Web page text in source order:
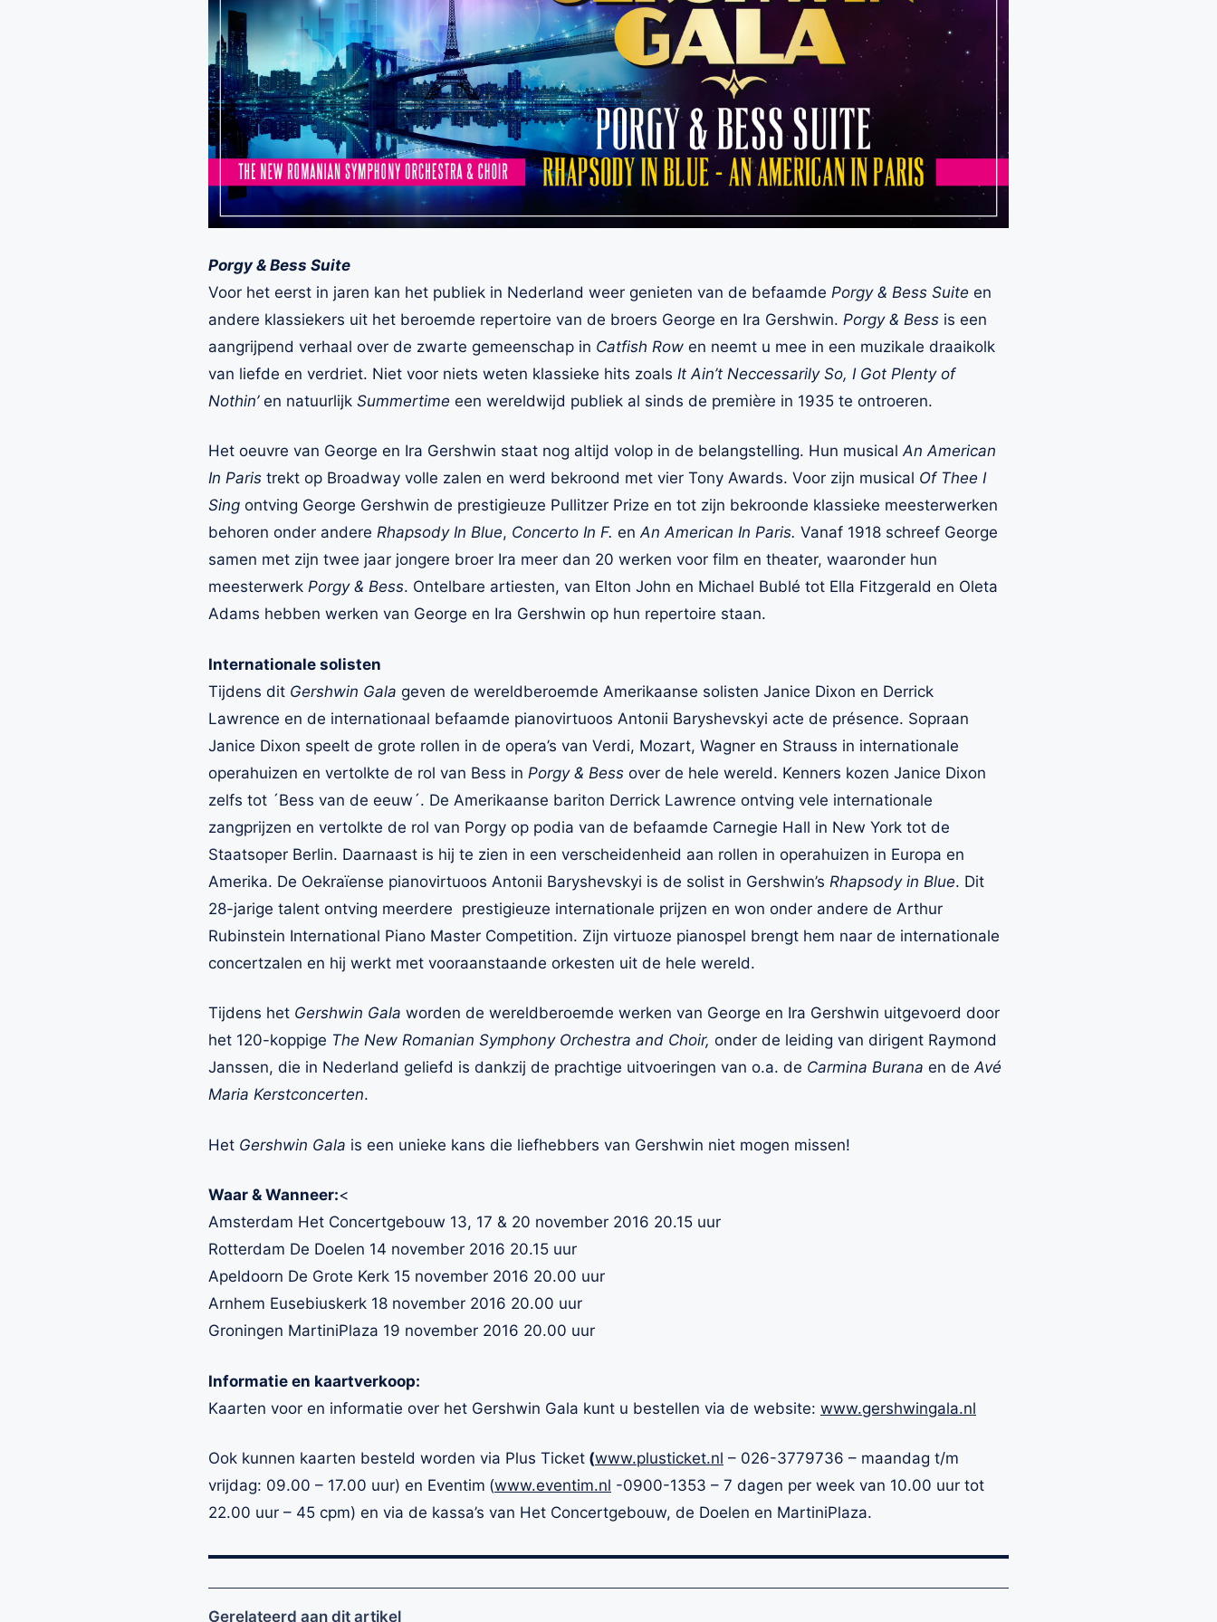
Porgy & Bess Suite
Voor het eerst in jaren kan het publiek in Nederland weer genieten van de befaamde Porgy & Bess Suite en
andere klassiekers uit het beroemde repertoire van de broers George en Ira Gershwin. Porgy & Bess is een
aangrijpend verhaal over de zwarte gemeenschap in Catfish Row en neemt u mee in een muzikale draaikolk
van liefde en verdriet. Niet voor niets weten klassieke hits zoals It Ain’t Neccessarily So, I Got Plenty of
Nothin’en natuurlijk Summertime een wereldwijd publiek al sinds de première in 1935 te ontroeren.
Het oeuvre van George en Ira Gershwin staat nog altijd volop in de belangstelling. Hun musicalAn American
In Paris trekt op Broadway volle zalen en werd bekroond met vier Tony Awards. Voor zijn musical Of Thee I
Sing ontving George Gershwin de prestigieuze Pullitzer Prize en tot zijn bekroonde klassieke meesterwerken
behoren onder andere Rhapsody In Blue, Concerto In F. enAn American In Paris. Vanaf 1918 schreef George
samen met zijn twee jaar jongere broer Ira meer dan 20 werken voor film en theater, waaronder hun
meesterwerk Porgy & Bess. Ontelbare artiesten, van Elton John en Michael Bublé tot Ella Fitzgerald en Oleta
Adams hebben werken van George en Ira Gershwin op hun repertoire staan.
Internationale solisten
Tijdens dit Gershwin Gala geven de wereldberoemde Amerikaanse solisten Janice Dixon en Derrick
Lawrence en de internationaal befaamde pianovirtuoos Antonii Baryshevskyi acte de présence. Sopraan
Janice Dixon speelt de grote rollen in de opera’s van Verdi, Mozart, Wagner en Strauss in internationale
operahuizen en vertolkte de rol van Bess in Porgy & Bess over de hele wereld. Kenners kozen Janice Dixon
zelfs tot ´Bess van de eeuw´. De Amerikaanse bariton Derrick Lawrence ontving vele internationale
zangprijzen en vertolkte de rol van Porgy op podia van de befaamde Carnegie Hall in New York tot de
Staatsoper Berlin. Daarnaast is hij te zien in een verscheidenheid aan rollen in operahuizen in Europa en
Amerika. De Oekraïense pianovirtuoos Antonii Baryshevskyi is de solist in Gershwin’s Rhapsody in Blue. Dit
28-jarige talent ontving meerdere prestigieuze internationale prijzen en won onder andere de Arthur
Rubinstein International Piano Master Competition. Zijn virtuoze pianospel brengt hem naar de internationale
concertzalen en hij werkt met vooraanstaande orkesten uit de hele wereld.
Tijdens het Gershwin Gala worden de wereldberoemde werken van George en Ira Gershwin uitgevoerd door
het 120-koppige The New Romanian Symphony Orchestra and Choir, onder de leiding van dirigent Raymond
Janssen, die in Nederland geliefd is dankzij de prachtige uitvoeringen van o.a. de Carmina Burana en deAvé
Maria Kerstconcerten.
Het Gershwin Gala is een unieke kans die liefhebbers van Gershwin niet mogen missen!
Waar & Wanneer:<
Amsterdam Het Concertgebouw 13, 17 & 20 november 2016 20.15 uur
Rotterdam De Doelen 14 november 2016 20.15 uur
Apeldoorn De Grote Kerk 15 november 2016 20.00 uur
Arnhem Eusebiuskerk 18 november 2016 20.00 uur
Groningen MartiniPlaza 19 november 2016 20.00 uur
Informatie en kaartverkoop:
Kaarten voor en informatie over het Gershwin Gala kunt u bestellen via de website: www.gershwingala.nl
Ook kunnen kaarten besteld worden via Plus Ticket (www.plusticket.nl – 026-3779736 – maandag t/m
vrijdag: 09.00 – 17.00 uur) en Eventim (www.eventim.nl -0900-1353 – 7 dagen per week van 10.00 uur tot
22.00 uur – 45 cpm) en via de kassa’s van Het Concertgebouw, de Doelen en MartiniPlaza.
Gerelateerd aan dit artikel